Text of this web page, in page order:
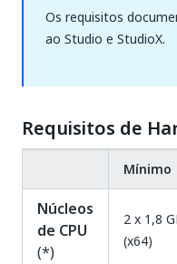
Os requisitos
ao Studio e StudioX.
Requisitos de
Mínimo
Núcleos
de CPU
(*)
2 x 1,8
(x64)